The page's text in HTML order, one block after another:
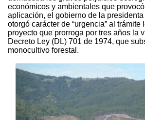
económicos y ambientales que
aplicación, el gobierno de la
otorgó carácter de “urgencia” al trámite
proyecto que prorroga por tres años la
Decreto Ley (DL) 701 de 1974, que
monocultivo forestal.